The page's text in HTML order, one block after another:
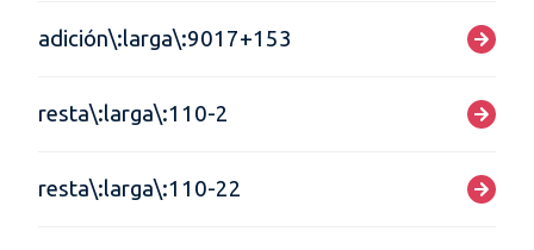
adición\:larga\:9017+153
resta\:larga\:110-2
resta\:larga\:110-22